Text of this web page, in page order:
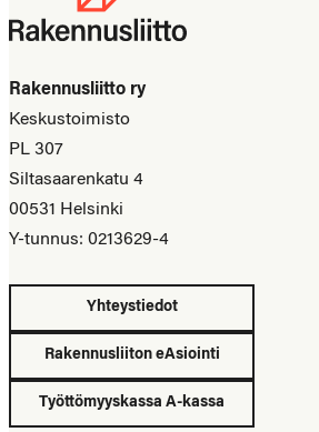
Rakennusliitto ry
Keskustoimisto
PL 307
Siltasaarenkatu 4
00531 Helsinki
Y-tunnus: 0213629-4
Yhteystiedot
Rakennusliiton eAsiointi
Työttömyyskassa A-kassa